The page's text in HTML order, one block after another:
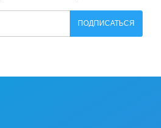
ПОДПИСАТЬСЯ